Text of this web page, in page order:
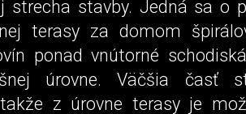
strecha stavby. Jedná sa o
terasy za domom
ponad vnútorné
úrovne. Väčšia časť
z úrovne terasy je